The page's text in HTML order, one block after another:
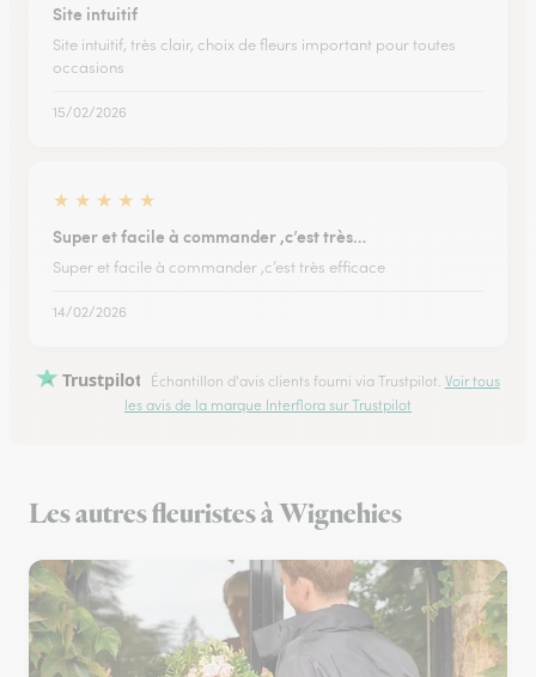
Site intuitif
Site intuitif, très clair, choix de fleurs important pour toutes
occasions
15/02/2026
★ ★ ★ ★ ★
Super et facile à commander ,c’est très…
Super et facile à commander ,c’est très efficace
14/02/2026
Trustpilot Échantillon d'avis clients fourni via Trustpilot. Voir tous
les avis de la marque Interflora sur Trustpilot
Les autres fleuristes à Wignehies